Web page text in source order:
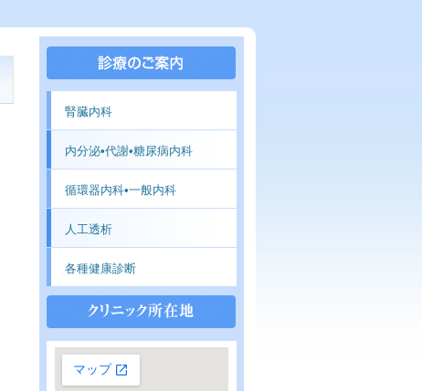
腎臓内科
内分泌•代謝•糖尿病内科
循環器内科•一般内科
人工透析
各種健康診断